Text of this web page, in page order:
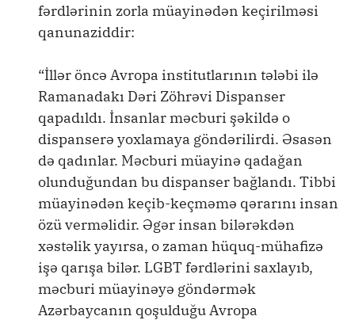
fərdlərinin zorla müayinədən keçirilməsi
qanunaziddir:
“İllər öncə Avropa institutlarının tələbi ilə
Ramanadakı Dəri Zöhrəvi Dispanser
qapadıldı. İnsanlar məcburi şəkildə o
dispanserə yoxlamaya göndərilirdi. Əsasən
də qadınlar. Məcburi müayinə qadağan
olunduğundan bu dispanser bağlandı. Tibbi
müayinədən keçib-keçməmə qərarını insan
özü verməlidir. Əgər insan bilərəkdən
xəstəlik yayırsa, o zaman hüquq-mühafizə
işə qarışa bilər. LGBT fərdlərini saxlayıb,
məcburi müayinəyə göndərmək
Azərbaycanın qoşulduğu Avropa